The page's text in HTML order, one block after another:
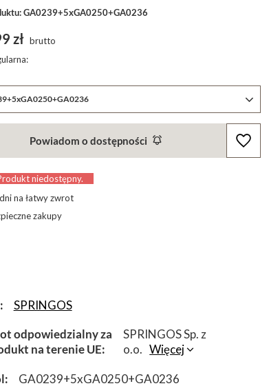
GA0239+5xGA0250+GA0236
zł brutto
Powiadom o dostępności
niedostępny
na łatwy zwrot
zakupy
SPRINGOS
odpowiedzialny za
na terenie UE
SPRINGOS Sp. z
o.o. Więcej
GA0239+5xGA0250+GA0236